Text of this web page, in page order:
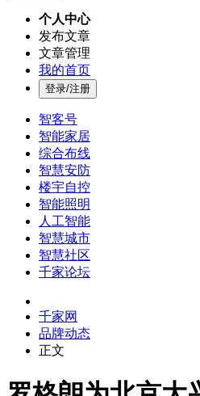
个人中心
发布文章
文章管理
我的首页
登录/注册
智客号
智能家居
综合布线
智慧安防
楼宇自控
智能照明
人工智能
智慧城市
智慧社区
千家论坛
千家网
品牌动态
正文